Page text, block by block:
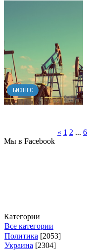
БИЗНЕС
« 1 2 ... 6
Мы в Facebook
Категории
Все категории
Политика [2053]
Украина [2304]